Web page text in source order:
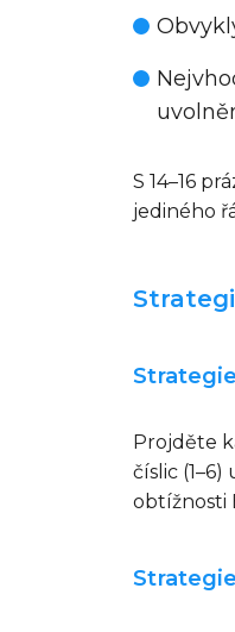
S 14–16
jediného
Projděte
číslic
obtížnosti